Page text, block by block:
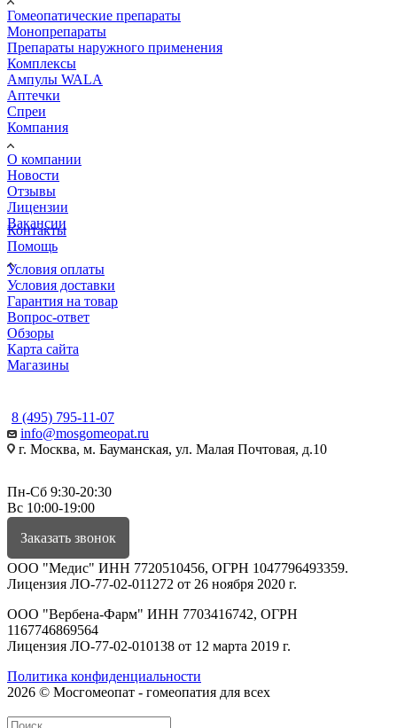
Гомеопатические препараты
Монопрепараты
Препараты наружного применения
Комплексы
Ампулы WALA
Аптечки
Спреи
Компания
О компании
Новости
Отзывы
Лицензии
Вакансии
Контакты
Помощь
Условия оплаты
Условия доставки
Гарантия на товар
Вопрос-ответ
Обзоры
Карта сайта
Магазины
8 (495) 795-11-07
info@mosgomeopat.ru
г. Москва, м. Бауманская, ул. Малая Почтовая, д.10
Пн-Сб 9:30-20:30
Вс 10:00-19:00
Заказать звонок
ООО "Медис" ИНН 7720510456, ОГРН 1047796493359.
Лицензия ЛО-77-02-011272 от 26 ноября 2020 г.
ООО "Вербена-Фарм" ИНН 7703416742, ОГРН
1167746869564
Лицензия ЛО-77-02-010138 от 12 марта 2019 г.
Политика конфиденциальности
2026 © Мосгомеопат - гомеопатия для всех